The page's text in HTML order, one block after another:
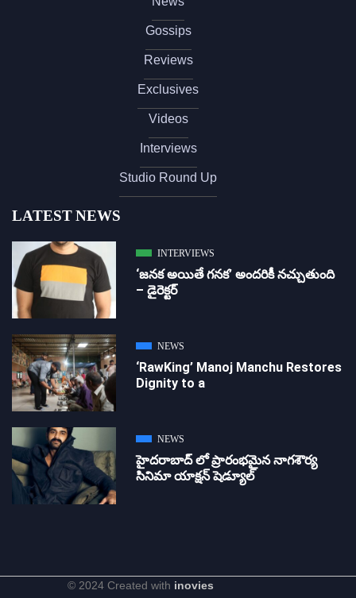
Gossips
Reviews
Exclusives
Videos
Interviews
Studio Round Up
LATEST NEWS
INTERVIEWS
‘జ‌న‌క అయితే గ‌న‌క‌’ అందరికీ నచ్చుతుంది
– డైరెక్ట‌ర్
NEWS
‘RawKing’ Manoj Manchu Restores
Dignity to a
NEWS
హైదరాబాద్ లో ప్రారంభమైన నాగశౌర్య
సినిమా యాక్షన్ షెడ్యూల్
© 2024 Created with inovies